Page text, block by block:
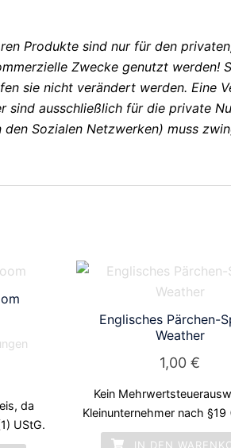
Produkte sind nur für den
Zwecke genutzt werden!
sie nicht verändert werden. Eine
sind ausschließlich für die private
Sozialen Netzwerken) muss
da
UStG.
Englisches Pärchen-
Weather
1,00€
Kein
Kleinunternehmer nach §19
IN DEN